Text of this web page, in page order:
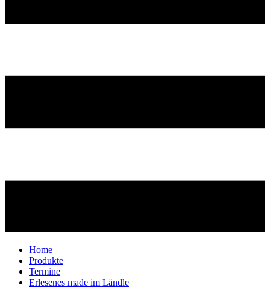
Home
Produkte
Termine
Erlesenes made im Ländle